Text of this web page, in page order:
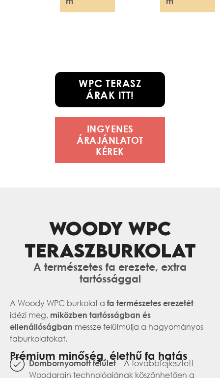
WPC TERASZ
ÁRAK ITT!
INGYENES
ÁRAJÁNLATOT
KÉREK
WOODY WPC
TERASZBURKOLAT
A természetes fa erezete, extra
tartóssággal
A Woody WPC burkolat a fa természetes erezetét
idézi meg, miközben tartósságban és
ellenállóságban messze felülmúlja a hagyományos
faburkolatokat.
Prémium minőség, élethű fa hatás
Dombornyomott felület– A továbbfejlesztett
Woodgrain technológiának köszönhetően a